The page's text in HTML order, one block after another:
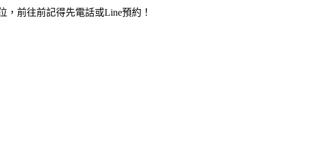
前往前記得先電話或Line預約！